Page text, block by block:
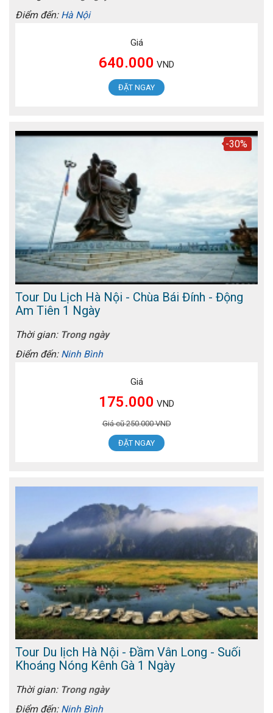
Điểm đến: Hà Nội
Giá
640.000 VND
ĐẶT NGAY
-30%
Tour Du Lịch Hà Nội - Chùa Bái Đính - Động
Am Tiên 1 Ngày
Thời gian: Trong ngày
Điểm đến: Ninh Bình
Giá
175.000 VND
Giá cũ 250.000 VND
ĐẶT NGAY
Tour Du lịch Hà Nội - Đầm Vân Long - Suối
Khoáng Nóng Kênh Gà 1 Ngày
Thời gian: Trong ngày
Điểm đến: Ninh Bình